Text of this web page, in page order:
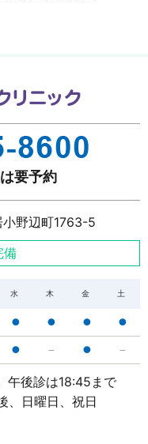
要予約
小野辺町1763-5
備
水 木 金 土
● ● ● ●
● － ● －
午後診は18:45まで
、日曜日、祝日